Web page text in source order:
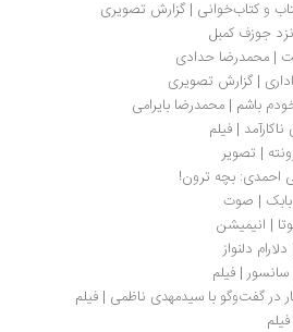
کمبل
حدادی
| گزارش تصویری
| محمدرضا بایرامی
| فیلم
بچه ترون!
صوت
| فیلم
با سیدمهدی ناظمی | فیلم